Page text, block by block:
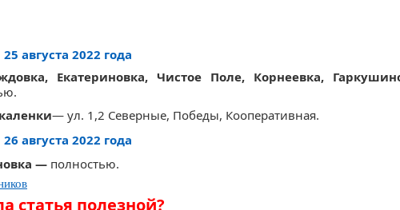
25 августа 2022 года
Екатериновка, Чистое Поле, Корнеевка,
— ул. 1,2 Северные, Победы, Кооперативная.
26 августа 2022 года
— полностью.
статья полезной?